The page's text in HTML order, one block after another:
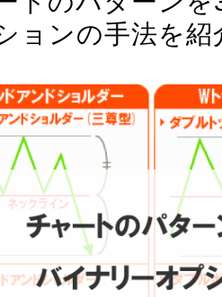
ョンの手法を紹